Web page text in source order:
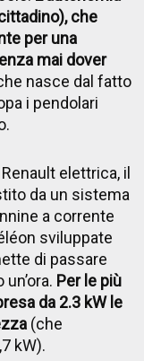
che
per una
mai dover
nasce dal fatto
i pendolari
elettrica, il
da un sistema
a corrente
sviluppate
di passare
Per le più
da 2.3 kW le
(che
kW).